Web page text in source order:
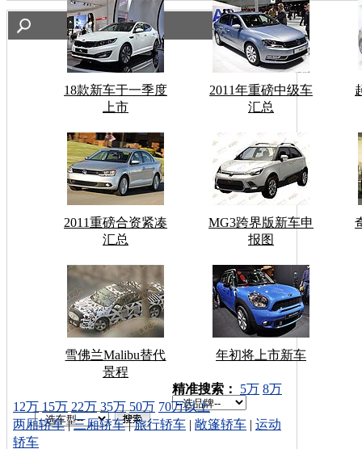
18款新车于一季度
上市
2011年重磅中级车
汇总
2011重磅合资紧凑
汇总
MG3跨界版新车申
报图
雪佛兰Malibu替代
景程
年初将上市新车
车型搜索：
精准搜索： 5万 8万
12万 15万 22万 35万 50万 70万以上
两厢轿车|三厢轿车|旅行轿车 | 敞篷轿车 | 运动
轿车